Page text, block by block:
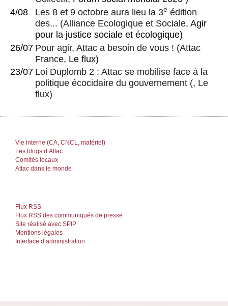
4/08
Les 8 et 9 octobre aura lieu la 3e édition
des... (Alliance Ecologique et Sociale, Agir
pour la justice sociale et écologique)
26/07 Pour agir, Attac a besoin de vous ! (Attac
France, Le flux)
23/07 Loi Duplomb 2 : Attac se mobilise face à la
politique écocidaire du gouvernement (, Le
flux)
Vie interne (CA, CNCL, matériel)
Les blogs d’Attac
Comités locaux
Attac dans le monde
Flux RSS
Flux RSS des communiqués de presse
Site réalisé avec SPIP
Mentions légales
Interface d’administration